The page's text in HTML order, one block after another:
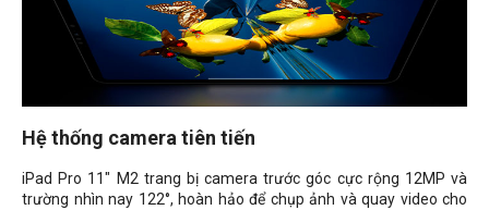
Hệ thống camera tiên tiến
iPad Pro 11" M2 trang bị camera trước góc cực rộng 12MP và
trường nhìn nay 122°, hoàn hảo để chụp ảnh và quay video cho